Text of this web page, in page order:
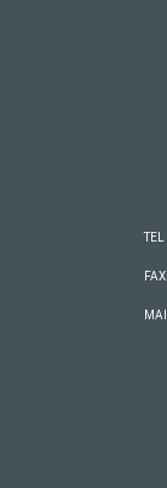
TEL
FAX